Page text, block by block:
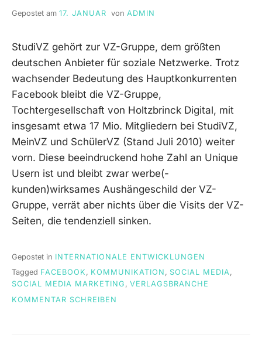
Gepostet am 17. JANUAR von ADMIN
StudiVZ gehört zur VZ-Gruppe, dem größten
deutschen Anbieter für soziale Netzwerke. Trotz
wachsender Bedeutung des Hauptkonkurrenten
Facebook bleibt die VZ-Gruppe,
Tochtergesellschaft von Holtzbrinck Digital, mit
insgesamt etwa 17 Mio. Mitgliedern bei StudiVZ,
MeinVZ und SchülerVZ (Stand Juli 2010) weiter
vorn. Diese beeindruckend hohe Zahl an Unique
Usern ist und bleibt zwar werbe(-
kunden)wirksames Aushängeschild der VZ-
Gruppe, verrät aber nichts über die Visits der VZ-
Seiten, die tendenziell sinken.
Gepostet in INTERNATIONALE ENTWICKLUNGEN
Tagged FACEBOOK , KOMMUNIKATION , SOCIAL MEDIA,
SOCIAL MEDIA MARKETING , VERLAGSBRANCHE
KOMMENTAR SCHREIBEN